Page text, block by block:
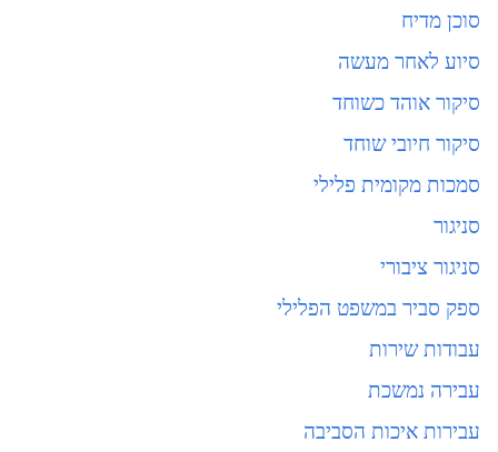
סוכן מדיח
סיוע לאחר מעשה
סיקור אוהד כשוחד
סיקור חיובי שוחד
סמכות מקומית פלילי
סניגור
סניגור ציבורי
ספק סביר במשפט הפלילי
עבודות שירות
עבירה נמשכת
עבירות איכות הסביבה